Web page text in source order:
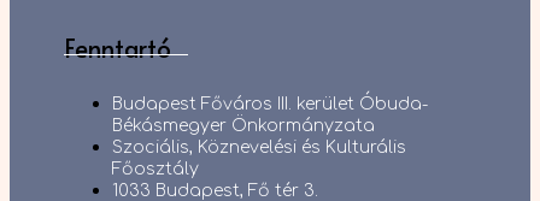
Fenntartó
Budapest Főváros III. kerület Óbuda-
Békásmegyer Önkormányzata
Szociális, Köznevelési és Kulturális
Főosztály
1033 Budapest, Fő tér 3.